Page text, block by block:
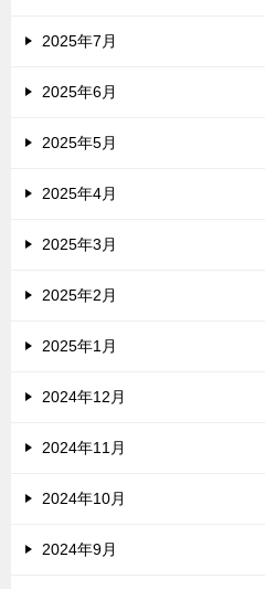
2025年7月
2025年6月
2025年5月
2025年4月
2025年3月
2025年2月
2025年1月
2024年12月
2024年11月
2024年10月
2024年9月